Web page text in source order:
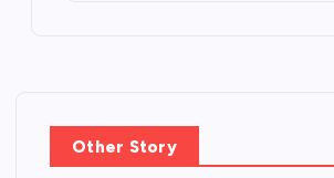
Other Story